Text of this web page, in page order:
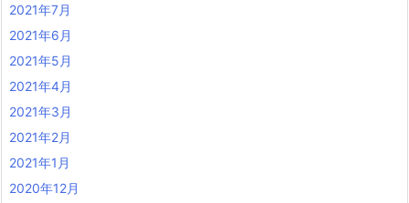
2021年7月
2021年6月
2021年5月
2021年4月
2021年3月
2021年2月
2021年1月
2020年12月